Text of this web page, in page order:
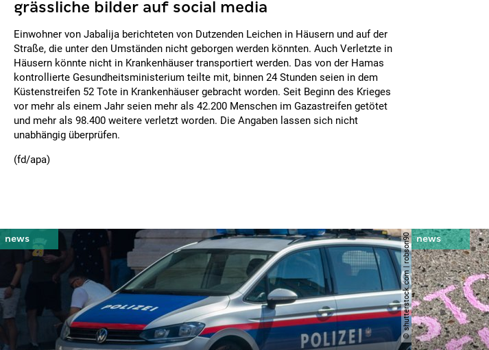
grässliche bilder auf social media
Einwohner von Jabalija berichteten von Dutzenden Leichen in Häusern und auf der
Straße, die unter den Umständen nicht geborgen werden könnten. Auch Verletzte in
Häusern könnte nicht in Krankenhäuser transportiert werden. Das von der Hamas
kontrollierte Gesundheitsministerium teilte mit, binnen 24 Stunden seien in dem
Küstenstreifen 52 Tote in Krankenhäuser gebracht worden. Seit Beginn des Krieges
vor mehr als einem Jahr seien mehr als 42.200 Menschen im Gazastreifen getötet
und mehr als 98.400 weitere verletzt worden. Die Angaben lassen sich nicht
unabhängig überprüfen.
(fd/apa)
© shutterstock.com | robson90